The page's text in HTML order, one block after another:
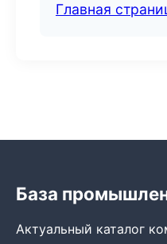
Главная
База
Актуальный каталог